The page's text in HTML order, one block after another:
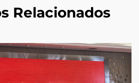
Relacionados